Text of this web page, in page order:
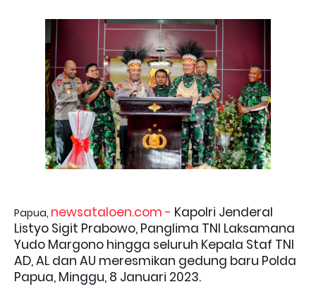
Papua, newsataloen.com - Kapolri Jenderal
Listyo Sigit Prabowo, Panglima TNI Laksamana
Yudo Margono hingga seluruh Kepala Staf TNI
AD, AL dan AU meresmikan gedung baru Polda
Papua, Minggu, 8 Januari 2023.